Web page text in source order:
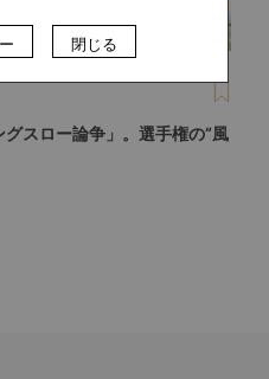
スロー論争」。選手権の“風
閉じる